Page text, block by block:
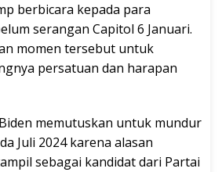
berbicara kepada para
serangan Capitol 6 Januari.
momen tersebut untuk
persatuan dan harapan
memutuskan untuk mundur
Juli 2024 karena alasan
sebagai kandidat dari Partai